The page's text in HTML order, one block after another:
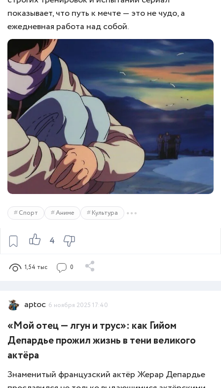
4
показывает, что путь к мечте — это не чудо, а
ежедневная работа над собой.
Спорт Аниме Культура
1,54 тыс 0
aptoc 6 ноября 2025 17:40
«Мой отец — лгун и трус»: как Гийом
Депардье прожил жизнь в тени великого
актёра
Знаменитый французский актёр Жерар Депардье